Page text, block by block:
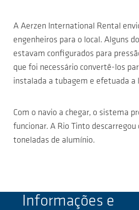
A Aerzen International Rental
engenheiros para o local. Alguns
estavam configurados para
que foi necessário convertê-los
instalada a tubagem e efetuada a
Com o navio a chegar, o sistema
funcionar. A Rio Tinto
toneladas de alumínio.
Informações e